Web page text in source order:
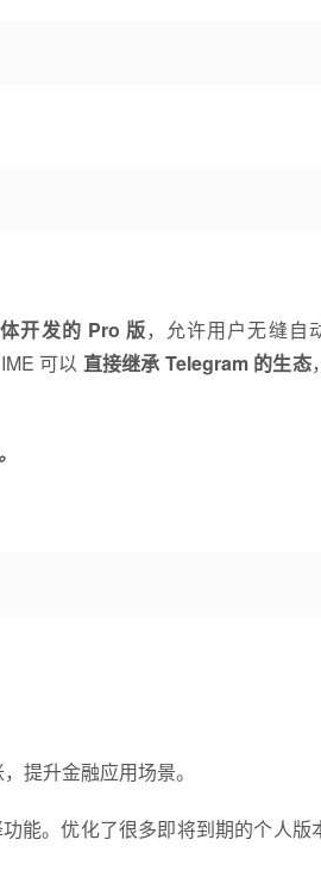
开发的 Pro 版，允许用户无缝自
可以 直接继承 Telegram 的生态
提升金融应用场景。
能。优化了很多即将到期的个人版